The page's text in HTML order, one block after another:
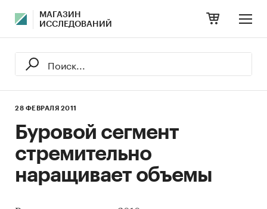
МАГАЗИН
ИССЛЕДОВАНИЙ
28 ФЕВРАЛЯ 2011
Буровой сегмент
стремительно
наращивает объемы